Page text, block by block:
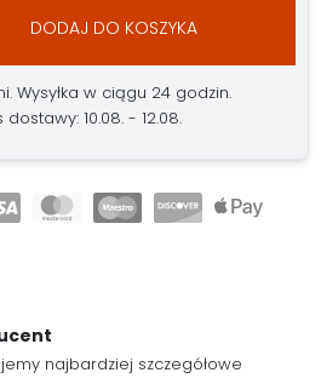
DODAJ DO KOSZYKA
Wysyłka w ciągu 24 godzin.
10.08. - 12.08.
najbardziej szczegółowe